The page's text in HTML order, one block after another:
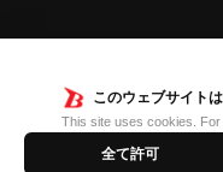
このウェブサイト
This site uses cookies.
全て許可